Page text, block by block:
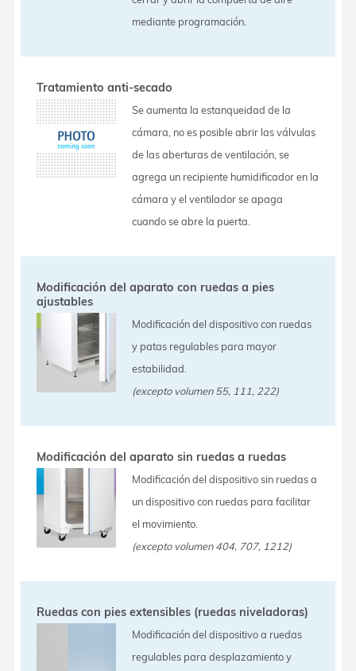
mediante programación.
Tratamiento anti-secado
Se aumenta la estanqueidad de la
cámara, no es posible abrir las válvulas
de las aberturas de ventilación, se
agrega un recipiente humidificador en la
cámara y el ventilador se apaga
cuando se abre la puerta.
Modificación del aparato con ruedas a pies
ajustables
Modificación del dispositivo con ruedas
y patas regulables para mayor
estabilidad.
(excepto volumen 55, 111, 222)
Modificación del aparato sin ruedas a ruedas
Modificación del dispositivo sin ruedas a
un dispositivo con ruedas para facilitar
el movimiento.
(excepto volumen 404, 707, 1212)
Ruedas con pies extensibles (ruedas niveladoras)
Modificación del dispositivo a ruedas
regulables para desplazamiento y